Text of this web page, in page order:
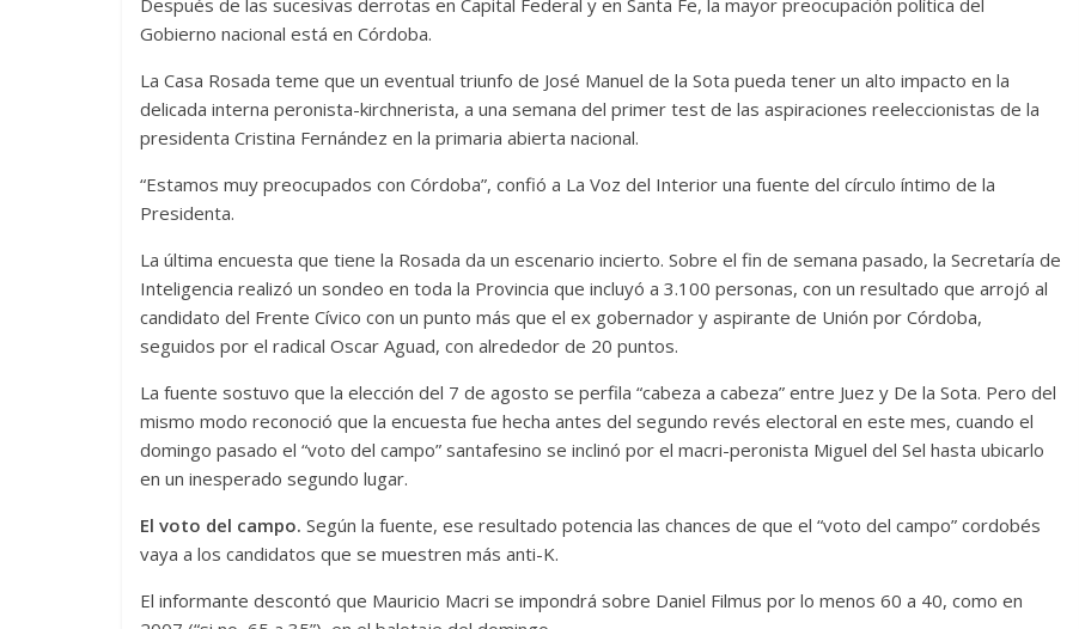
Gobierno nacional está en Córdoba.
La Casa Rosada teme que un eventual triunfo de José Manuel de la Sota pueda tener un alto impacto en la
delicada interna peronista-kirchnerista, a una semana del primer test de las aspiraciones reeleccionistas de la
presidenta Cristina Fernández en la primaria abierta nacional.
“Estamos muy preocupados con Córdoba”, confió a La Voz del Interior una fuente del círculo íntimo de la
Presidenta.
La última encuesta que tiene la Rosada da un escenario incierto. Sobre el fin de semana pasado, la Secretaría de
Inteligencia realizó un sondeo en toda la Provincia que incluyó a 3.100 personas, con un resultado que arrojó al
candidato del Frente Cívico con un punto más que el ex gobernador y aspirante de Unión por Córdoba,
seguidos por el radical Oscar Aguad, con alrededor de 20 puntos.
La fuente sostuvo que la elección del 7 de agosto se perfila “cabeza a cabeza” entre Juez y De la Sota. Pero del
mismo modo reconoció que la encuesta fue hecha antes del segundo revés electoral en este mes, cuando el
domingo pasado el “voto del campo” santafesino se inclinó por el macri-peronista Miguel del Sel hasta ubicarlo
en un inesperado segundo lugar.
El voto del campo. Según la fuente, ese resultado potencia las chances de que el “voto del campo” cordobés
vaya a los candidatos que se muestren más anti-K.
El informante descontó que Mauricio Macri se impondrá sobre Daniel Filmus por lo menos 60 a 40, como en